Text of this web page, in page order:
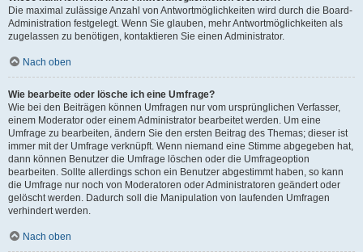
Die maximal zulässige Anzahl von Antwortmöglichkeiten wird durch die Board-
Administration festgelegt. Wenn Sie glauben, mehr Antwortmöglichkeiten als
zugelassen zu benötigen, kontaktieren Sie einen Administrator.
Nach oben
Wie bearbeite oder lösche ich eine Umfrage?
Wie bei den Beiträgen können Umfragen nur vom ursprünglichen Verfasser,
einem Moderator oder einem Administrator bearbeitet werden. Um eine
Umfrage zu bearbeiten, ändern Sie den ersten Beitrag des Themas; dieser ist
immer mit der Umfrage verknüpft. Wenn niemand eine Stimme abgegeben hat,
dann können Benutzer die Umfrage löschen oder die Umfrageoption
bearbeiten. Sollte allerdings schon ein Benutzer abgestimmt haben, so kann
die Umfrage nur noch von Moderatoren oder Administratoren geändert oder
gelöscht werden. Dadurch soll die Manipulation von laufenden Umfragen
verhindert werden.
Nach oben